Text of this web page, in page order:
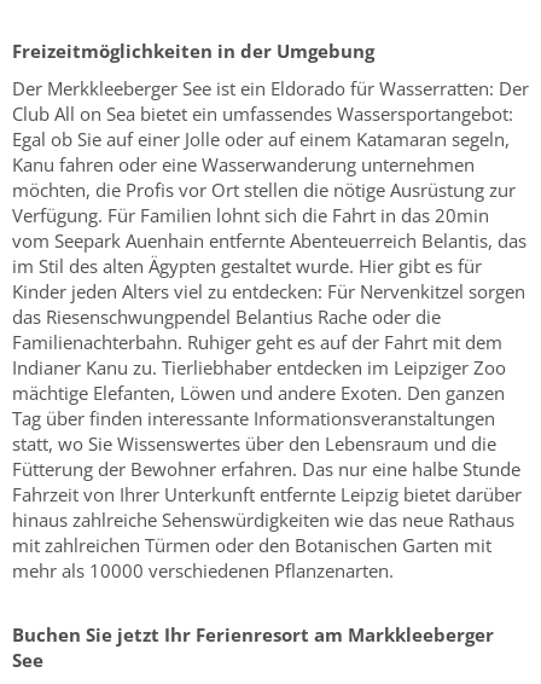
Freizeitmöglichkeiten in der Umgebung
Der Merkkleeberger See ist ein Eldorado für Wasserratten: Der
Club All on Sea bietet ein umfassendes Wassersportangebot:
Egal ob Sie auf einer Jolle oder auf einem Katamaran segeln,
Kanu fahren oder eine Wasserwanderung unternehmen
möchten, die Profis vor Ort stellen die nötige Ausrüstung zur
Verfügung. Für Familien lohnt sich die Fahrt in das 20min
vom Seepark Auenhain entfernte Abenteuerreich Belantis, das
im Stil des alten Ägypten gestaltet wurde. Hier gibt es für
Kinder jeden Alters viel zu entdecken: Für Nervenkitzel sorgen
das Riesenschwungpendel Belantius Rache oder die
Familienachterbahn. Ruhiger geht es auf der Fahrt mit dem
Indianer Kanu zu. Tierliebhaber entdecken im Leipziger Zoo
mächtige Elefanten, Löwen und andere Exoten. Den ganzen
Tag über finden interessante Informationsveranstaltungen
statt, wo Sie Wissenswertes über den Lebensraum und die
Fütterung der Bewohner erfahren. Das nur eine halbe Stunde
Fahrzeit von Ihrer Unterkunft entfernte Leipzig bietet darüber
hinaus zahlreiche Sehenswürdigkeiten wie das neue Rathaus
mit zahlreichen Türmen oder den Botanischen Garten mit
mehr als 10000 verschiedenen Pflanzenarten.
Buchen Sie jetzt Ihr Ferienresort am Markkleeberger
See